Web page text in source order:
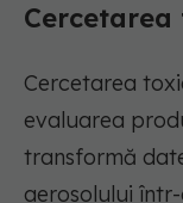
Cercetarea
Cercetarea
evaluarea
transformă
aerosolului